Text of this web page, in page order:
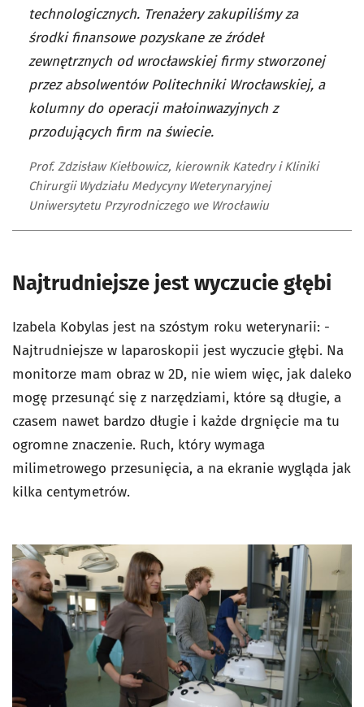
technologicznych. Trenażery zakupiliśmy za
środki finansowe pozyskane ze źródeł
zewnętrznych od wrocławskiej firmy stworzonej
przez absolwentów Politechniki Wrocławskiej, a
kolumny do operacji małoinwazyjnych z
przodujących firm na świecie.
Prof. Zdzisław Kiełbowicz, kierownik Katedry i Kliniki
Chirurgii Wydziału Medycyny Weterynaryjnej
Uniwersytetu Przyrodniczego we Wrocławiu
Najtrudniejsze jest wyczucie głębi
Izabela Kobylas jest na szóstym roku weterynarii: -
Najtrudniejsze w laparoskopii jest wyczucie głębi. Na
monitorze mam obraz w 2D, nie wiem więc, jak daleko
mogę przesunąć się z narzędziami, które są długie, a
czasem nawet bardzo długie i każde drgnięcie ma tu
ogromne znaczenie. Ruch, który wymaga
milimetrowego przesunięcia, a na ekranie wygląda jak
kilka centymetrów.